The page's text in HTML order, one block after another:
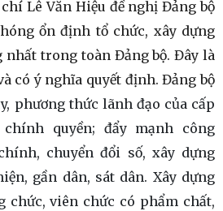
Lê Văn Hiệu đề nghị Đảng bộ
ổn định tổ chức, xây dựng
nhất trong toàn Đảng bộ. Đây là
có ý nghĩa quyết định. Đảng bộ
phương thức lãnh đạo của cấp
quyền; đẩy mạnh công
chuyển đổi số, xây dựng
gần dân, sát dân. Xây dựng
chức, viên chức có phẩm chất,